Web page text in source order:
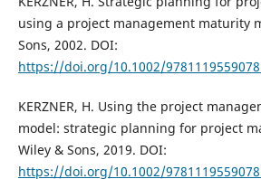
using a project management maturity
Sons, 2002. DOI:
https://doi.org/10.1002/
KERZNER, H. Using the project
model: strategic planning for project
Wiley & Sons, 2019. DOI:
https://doi.org/10.1002/